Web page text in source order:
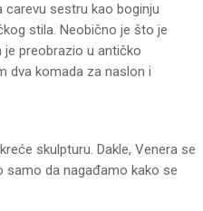
carevu sestru kao boginju
stila. Neobično je što je
je preobrazio u antičko
dva komada za naslon i
skulpturu. Dakle, Venera se
da nagađamo kako se